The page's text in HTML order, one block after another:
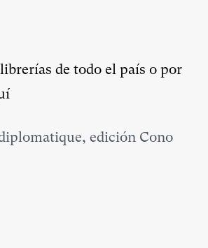
de todo el país o por
edición Cono